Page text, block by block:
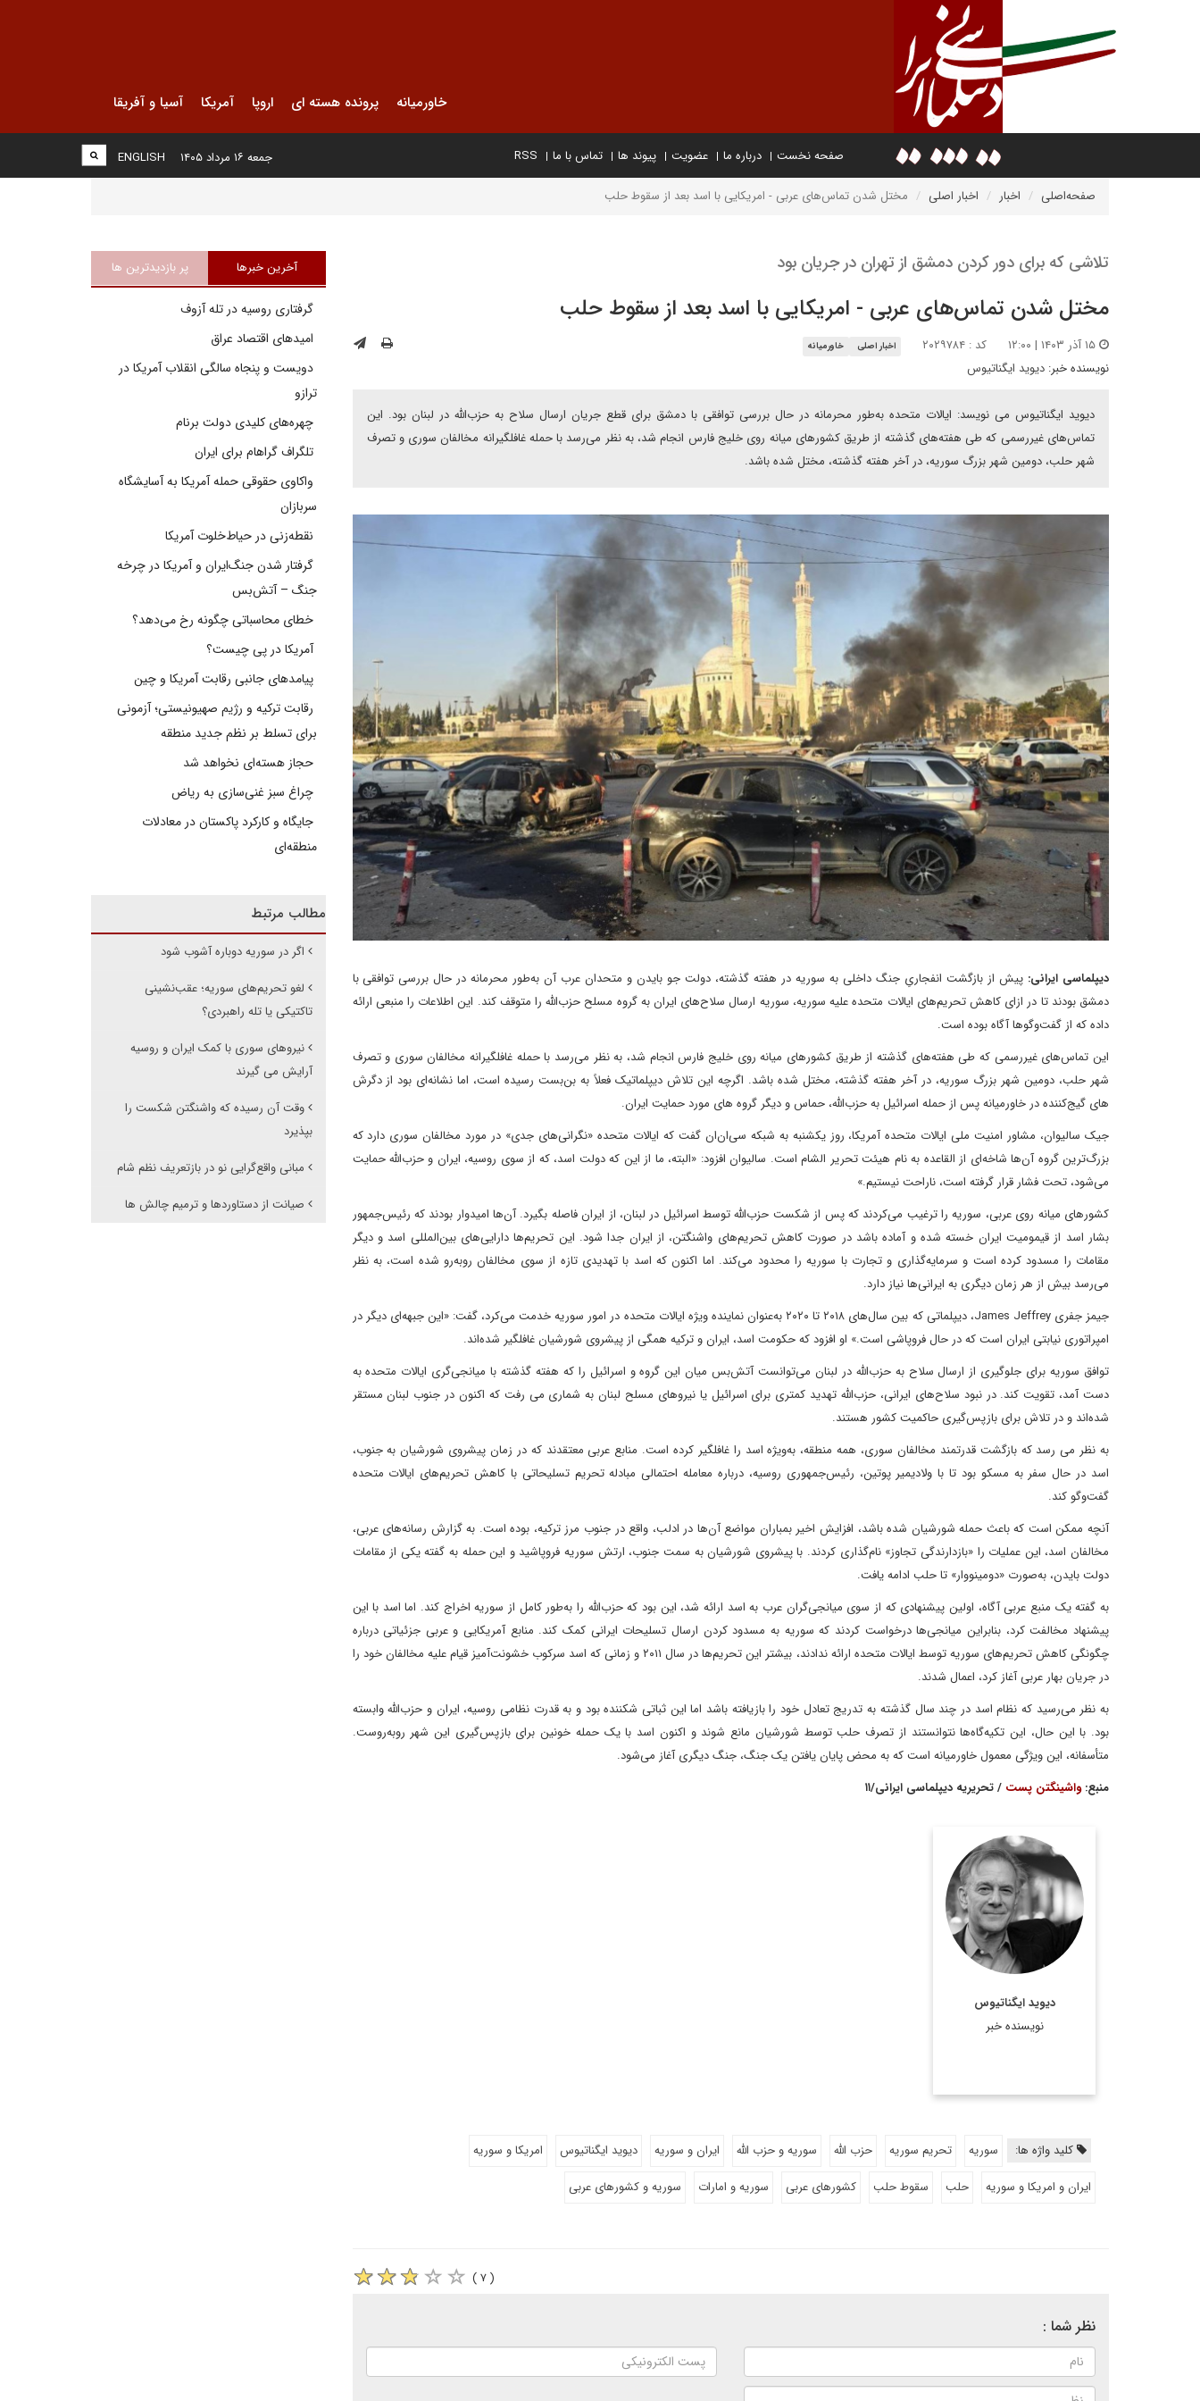
خاورمیانه پرونده هسته ای اروپا آمریکا آسیا و آفریقا
صفحه نخست درباره ما عضویت پیوند ها تماس با ما RSS
ENGLISH جمعه ۱۶ مرداد ۱۴۰۵
صفحه‌اصلی اخبار اخبار اصلی مختل شدن تماس‌های عربی - امریکایی با اسد بعد از سقوط حلب
تلاشی که برای دور کردن دمشق از تهران در جریان بود
مختل شدن تماس‌های عربی - امریکایی با اسد بعد از سقوط حلب
کد : ۲۰۲۹۷۸۴ اخبار اصلی خاورمیانه
نویسنده خبر: دیوید ایگناتیوس
دیوید ایگناتیوس می نویسد: ایالات متحده به‌طور محرمانه در حال بررسی توافقی با دمشق برای قطع جریان ارسال سلاح به حزب‌الله در لبنان بود. این
تماس‌های غیررسمی که طی هفته‌های گذشته از طریق کشورهای میانه روی خلیج فارس انجام شد، به نظر می‌رسد با حمله غافلگیرانه مخالفان سوری و تصرف
شهر حلب، دومین شهر بزرگ سوریه، در آخر هفته گذشته، مختل شده باشد.
دیپلماسی ایرانی: پیش از بازگشت انفجاریِ جنگ داخلی به سوریه در هفته گذشته، دولت جو بایدن و متحدان عرب آن به‌طور محرمانه در حال بررسی توافقی با
دمشق بودند تا در ازای کاهش تحریم‌های ایالات متحده علیه سوریه، سوریه ارسال سلاح‌های ایران به گروه مسلح حزب‌الله را متوقف کند. این اطلاعات را منبعی ارائه
داده که از گفت‌وگوها آگاه بوده است.
این تماس‌های غیررسمی که طی هفته‌های گذشته از طریق کشورهای میانه روی خلیج فارس انجام شد، به نظر می‌رسد با حمله غافلگیرانه مخالفان سوری و تصرف
شهر حلب، دومین شهر بزرگ سوریه، در آخر هفته گذشته، مختل شده باشد. اگرچه این تلاش دیپلماتیک فعلاً به بن‌بست رسیده است، اما نشانه‌ای بود از دگرش
های گیج‌کننده در خاورمیانه پس از حمله اسرائیل به حزب‌الله، حماس و دیگر گروه های مورد حمایت ایران.
جیک سالیوان، مشاور امنیت ملی ایالات متحده آمریکا، روز یکشنبه به شبکه سی‌ان‌ان گفت که ایالات متحده «نگرانی‌های جدی» در مورد مخالفان سوری دارد که
بزرگ‌ترین گروه آن‌ها شاخه‌ای از القاعده به نام هیئت تحریر الشام است. سالیوان افزود: «البته، ما از این که دولت اسد، که از سوی روسیه، ایران و حزب‌الله حمایت
می‌شود، تحت فشار قرار گرفته است، ناراحت نیستیم.»
کشورهای میانه روی عربی، سوریه را ترغیب می‌کردند که پس از شکست حزب‌الله توسط اسرائیل در لبنان، از ایران فاصله بگیرد. آن‌ها امیدوار بودند که رئیس‌جمهور
بشار اسد از قیمومیت ایران خسته شده و آماده باشد در صورت کاهش تحریم‌های واشنگتن، از ایران جدا شود. این تحریم‌ها دارایی‌های بین‌المللی اسد و دیگر
مقامات را مسدود کرده است و سرمایه‌گذاری و تجارت با سوریه را محدود می‌کند. اما اکنون که اسد با تهدیدی تازه از سوی مخالفان روبه‌رو شده است، به نظر
می‌رسد بیش از هر زمان دیگری به ایرانی‌ها نیاز دارد.
جیمز جفری James Jeffrey، دیپلماتی که بین سال‌های ۲۰۱۸ تا ۲۰۲۰ به‌عنوان نماینده ویژه ایالات متحده در امور سوریه خدمت می‌کرد، گفت: «این جبهه‌ای دیگر در
امپراتوری نیابتی ایران است که در حال فروپاشی است.» او افزود که حکومت اسد، ایران و ترکیه همگی از پیشروی شورشیان غافلگیر شده‌اند.
توافق سوریه برای جلوگیری از ارسال سلاح به حزب‌الله در لبنان می‌توانست آتش‌بس میان این گروه و اسرائیل را که هفته گذشته با میانجی‌گری ایالات متحده به
دست آمد، تقویت کند. در نبود سلاح‌های ایرانی، حزب‌الله تهدید کمتری برای اسرائیل یا نیروهای مسلح لبنان به شماری می رفت که اکنون در جنوب لبنان مستقر
شده‌اند و در تلاش برای بازپس‌گیری حاکمیت کشور هستند.
به نظر می رسد که بازگشت قدرتمند مخالفان سوری، همه منطقه، به‌ویژه اسد را غافلگیر کرده است. منابع عربی معتقدند که در زمان پیشروی شورشیان به جنوب،
اسد در حال سفر به مسکو بود تا با ولادیمیر پوتین، رئیس‌جمهوری روسیه، درباره معامله احتمالی مبادله تحریم تسلیحاتی با کاهش تحریم‌های ایالات متحده
گفت‌وگو کند.
آنچه ممکن است که باعث حمله شورشیان شده باشد، افزایش اخیر بمباران مواضع آن‌ها در ادلب، واقع در جنوب مرز ترکیه، بوده است. به گزارش رسانه‌های عربی،
مخالفان اسد، این عملیات را «بازدارندگی تجاوز» نام‌گذاری کردند. با پیشروی شورشیان به سمت جنوب، ارتش سوریه فروپاشید و این حمله به گفته یکی از مقامات
دولت بایدن، به‌صورت «دومینووار» تا حلب ادامه یافت.
به گفته یک منبع عربی آگاه، اولین پیشنهادی که از سوی میانجی‌گران عرب به اسد ارائه شد، این بود که حزب‌الله را به‌طور کامل از سوریه اخراج کند. اما اسد با این
پیشنهاد مخالفت کرد، بنابراین میانجی‌ها درخواست کردند که سوریه به مسدود کردن ارسال تسلیحات ایرانی کمک کند. منابع آمریکایی و عربی جزئیاتی درباره
چگونگی کاهش تحریم‌های سوریه توسط ایالات متحده ارائه ندادند، بیشتر این تحریم‌ها در سال ۲۰۱۱ و زمانی که اسد سرکوب خشونت‌آمیز قیام علیه مخالفان خود را
در جریان بهار عربی آغاز کرد، اعمال شدند.
به نظر می‌رسید که نظام اسد در چند سال گذشته به تدریج تعادل خود را بازیافته باشد اما این ثباتی شکننده بود و به قدرت نظامی روسیه، ایران و حزب‌الله وابسته
بود. با این حال، این تکیه‌گاه‌ها نتوانستند از تصرف حلب توسط شورشیان مانع شوند و اکنون اسد با یک حمله خونین برای بازپس‌گیری این شهر روبه‌روست.
متأسفانه، این ویژگی معمول خاورمیانه است که به محض پایان یافتن یک جنگ، جنگ دیگری آغاز می‌شود.
منبع:واشینگتن پست / تحریریه دیپلماسی ایرانی/۱۱
دیوید ایگناتیوس
نویسنده خبر
"ديويد ايگناتيوس (David
Ignatius)" فرزند يك
خانواده ارمني است كه در
سال 1920 ميلادي به كشور
آمريكا مهاجرت كرده و در
آنجا ساكن شده است. وي
يكي از افراد ...
اطلاعات بیشتر
کلید واژه ها: سوریه تحریم سوریه حزب الله سوریه و حزب الله ایران و سوریه دیوید ایگناتیوس
امریکا و سوریه
ایران و امریکا و سوریه
حلب سقوط حلب کشورهای عربی سوریه و امارات سوریه و کشورهای عربی
( ۷ )
نظر شما :
آخرین خبرها پر بازدیدترین ها
گرفتاری روسیه در تله آزوف
امیدهای اقتصاد عراق
دویست و پنجاه سالگی انقلاب آمریکا در
ترازو
چهره‌های کلیدی دولت برنام
تلگراف گراهام برای ایران
واکاوی حقوقی حمله آمریکا به آسایشگاه
سربازان
نقطه‌زنی در حیاط‌خلوت آمریکا
گرفتار شدن جنگ‌ایران و آمریکا در چرخه
جنگ – آتش‌بس
خطای محاسباتی چگونه رخ می‌دهد؟
آمریکا در پی چیست؟
پیامدهای جانبی رقابت آمریکا و چین
رقابت ترکیه و رژیم صهیونیستی؛ آزمونی
برای تسلط بر نظم جدید منطقه
حجاز هسته‌ای نخواهد شد
چراغ سبز غنی‌سازی به ریاض
جایگاه و کارکرد پاکستان در معادلات
منطقه‌ای
مطالب مرتبط
اگر در سوریه دوباره آشوب شود
لغو تحریم‌های سوریه؛ عقب‌نشینی
تاکتیکی یا تله راهبردی؟
نیروهای سوری با کمک ایران و روسیه
آرایش می گیرند
وقت آن رسیده که واشنگتن شکست را
بپذیرد
مبانی واقع‌گرایی نو در بازتعریف نظم شام
صیانت از دستاوردها و ترمیم چالش ها